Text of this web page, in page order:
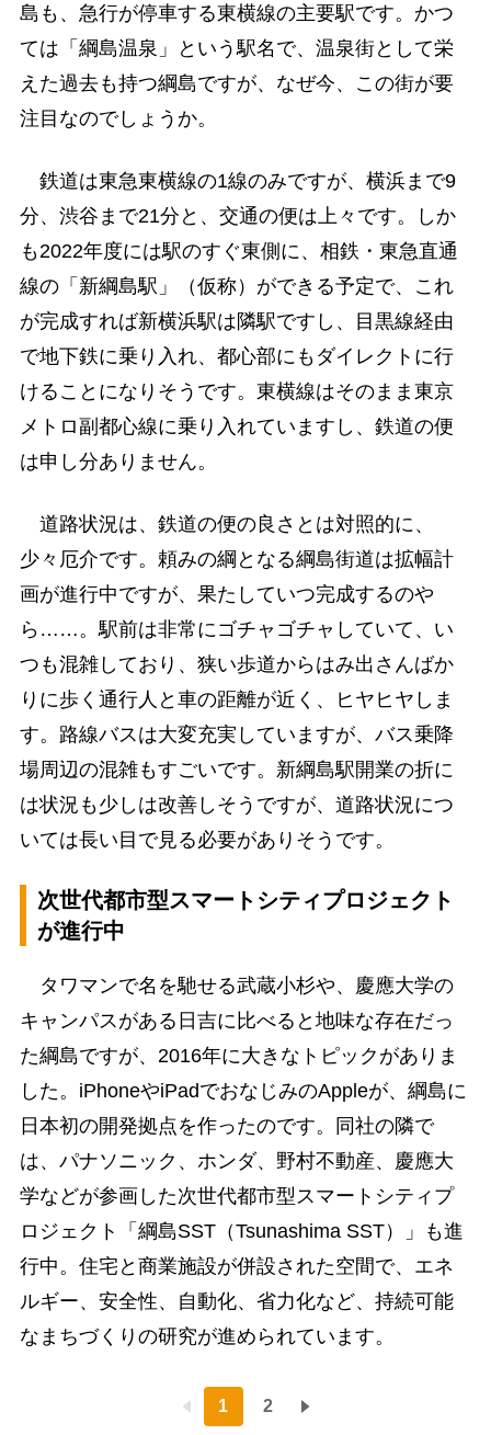
島も、急行が停車する東横線の主要駅です。かつ
ては「綱島温泉」という駅名で、温泉街として栄
えた過去も持つ綱島ですが、なぜ今、この街が要
注目なのでしょうか。
鉄道は東急東横線の1線のみですが、横浜まで9
分、渋谷まで21分と、交通の便は上々です。しか
も2022年度には駅のすぐ東側に、相鉄・東急直通
線の「新綱島駅」（仮称）ができる予定で、これ
が完成すれば新横浜駅は隣駅ですし、目黒線経由
で地下鉄に乗り入れ、都心部にもダイレクトに行
けることになりそうです。東横線はそのまま東京
メトロ副都心線に乗り入れていますし、鉄道の便
は申し分ありません。
道路状況は、鉄道の便の良さとは対照的に、
少々厄介です。頼みの綱となる綱島街道は拡幅計
画が進行中ですが、果たしていつ完成するのや
ら……。駅前は非常にゴチャゴチャしていて、い
つも混雑しており、狭い歩道からはみ出さんばか
りに歩く通行人と車の距離が近く、ヒヤヒヤしま
す。路線バスは大変充実していますが、バス乗降
場周辺の混雑もすごいです。新綱島駅開業の折に
は状況も少しは改善しそうですが、道路状況につ
いては長い目で見る必要がありそうです。
次世代都市型スマートシティプロジェクト
が進行中
タワマンで名を馳せる武蔵小杉や、慶應大学の
キャンパスがある日吉に比べると地味な存在だっ
た綱島ですが、2016年に大きなトピックがありま
した。iPhoneやiPadでおなじみのAppleが、綱島に
日本初の開発拠点を作ったのです。同社の隣で
は、パナソニック、ホンダ、野村不動産、慶應大
学などが参画した次世代都市型スマートシティプ
ロジェクト「綱島SST（Tsunashima SST）」も進
行中。住宅と商業施設が併設された空間で、エネ
ルギー、安全性、自動化、省力化など、持続可能
なまちづくりの研究が進められています。
1 2